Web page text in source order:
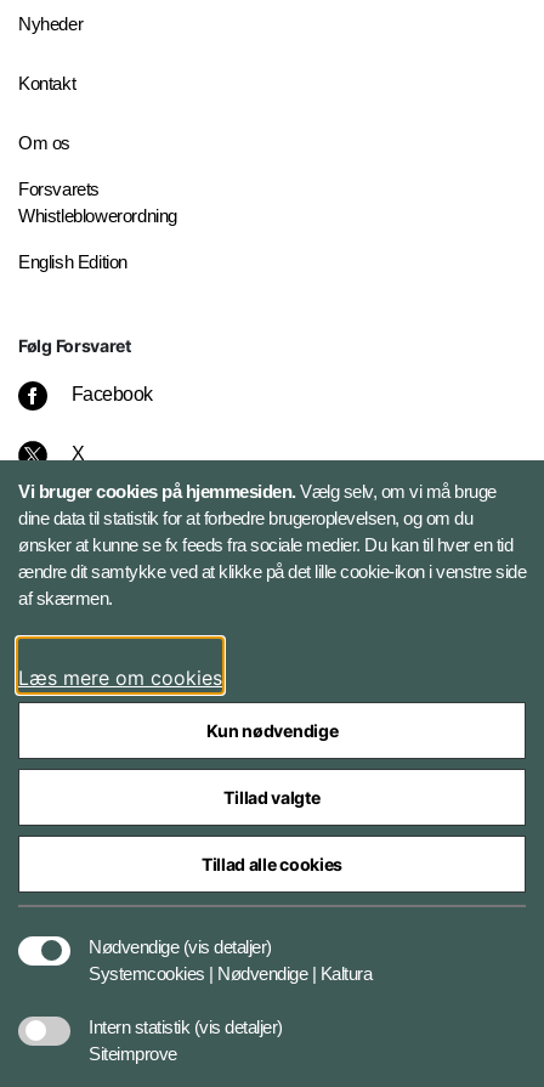
Nyheder
Kontakt
Om os
Forsvarets
Whistleblowerordning
English Edition
Følg Forsvaret
Facebook
X
Instagram
Bluesky
LinkedIn
Styrelser og myndigheder under Forsvarsministeriet
Vi bruger cookies på hjemmesiden.Vælg selv, om vi må bruge
dine data til statistik for at forbedre brugeroplevelsen, og om du
ønsker at kunne se fx feeds fra sociale medier. Du kan til hver en tid
ændre dit samtykke ved at klikke på det lille cookie-ikon i venstre side
af skærmen.
Læs mere om cookies
Kun nødvendige
Tillad valgte
Tillad alle cookies
Nødvendige (vis detaljer)
Systemcookies | Nødvendige | Kaltura
Intern statistik (vis detaljer)
Siteimprove